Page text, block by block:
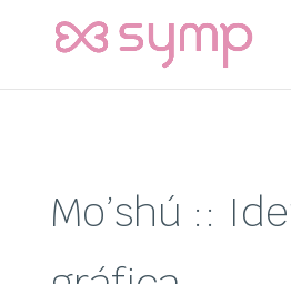
Mo’shú ::